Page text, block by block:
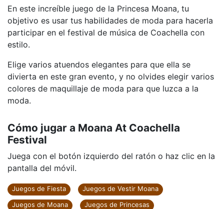
En este increíble juego de la Princesa Moana, tu
objetivo es usar tus habilidades de moda para hacerla
participar en el festival de música de Coachella con
estilo.
Elige varios atuendos elegantes para que ella se
divierta en este gran evento, y no olvides elegir varios
colores de maquillaje de moda para que luzca a la
moda.
Cómo jugar a Moana At Coachella
Festival
Juega con el botón izquierdo del ratón o haz clic en la
pantalla del móvil.
Juegos de Fiesta
Juegos de Vestir Moana
Juegos de Moana
Juegos de Princesas